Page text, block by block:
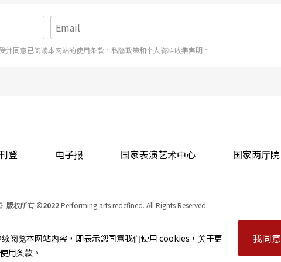
并同意已阅读本网站的使用条款，私隐政策和个人资料收集声明。
登 电子报 国家表演艺术中心 国家两厅院
版权所有 ©2022Performing arts redefined. All Rights Reserved
资讯，如有异动应以主办单位公告为准。
｜ 隐私权声明
阅览本网站内容，即表示您同意我们使用 cookies，关于更
用条款。
我同意